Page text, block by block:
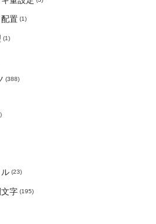
置 (1)
(1)
(388)
(23)
字 (195)